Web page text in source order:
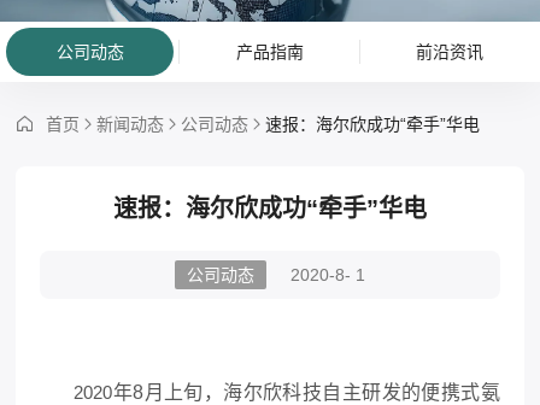
公司动态 产品指南 前沿资讯
首页 新闻动态 公司动态 速报：海尔欣成功“牵手”华电
速报：海尔欣成功“牵手”华电
公司动态 2020-8- 1
2020年8月上旬，海尔欣科技自主研发的便携式氨